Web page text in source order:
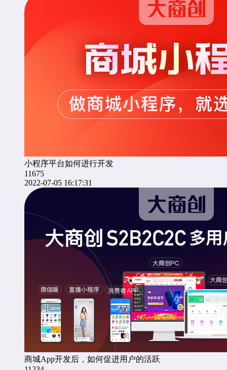
小程序平台如何进行开发
11675
2022-07-05 16:17:31
商城App开发后，如何促进用户的活跃